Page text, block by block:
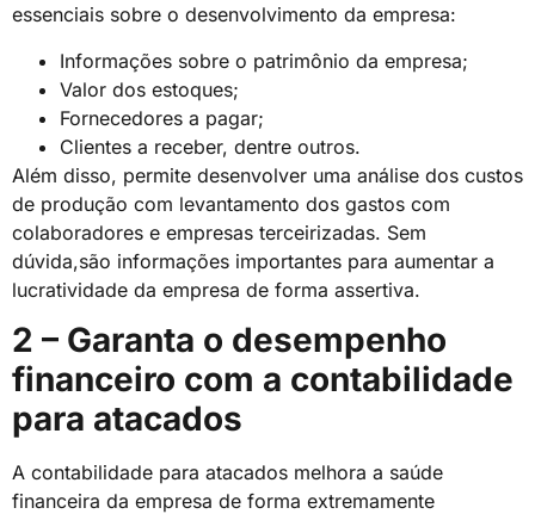
essenciais sobre o desenvolvimento da empresa:
Informações sobre o patrimônio da empresa;
Valor dos estoques;
Fornecedores a pagar;
Clientes a receber, dentre outros.
Além disso, permite desenvolver uma análise dos custos
de produção com levantamento dos gastos com
colaboradores e empresas terceirizadas. Sem
dúvida,são informações importantes para aumentar a
lucratividade da empresa de forma assertiva.
2 – Garanta o desempenho
financeiro com a contabilidade
para atacados
A contabilidade para atacados melhora a saúde
financeira da empresa de forma extremamente